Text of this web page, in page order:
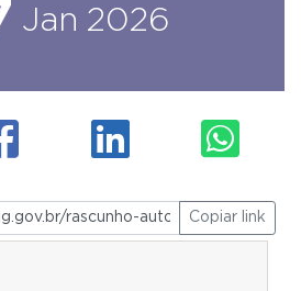
Jan 2026
Copiar link